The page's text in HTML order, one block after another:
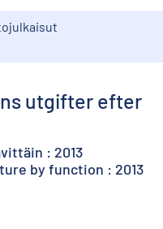
utgifter efter
: 2013
by function : 2013